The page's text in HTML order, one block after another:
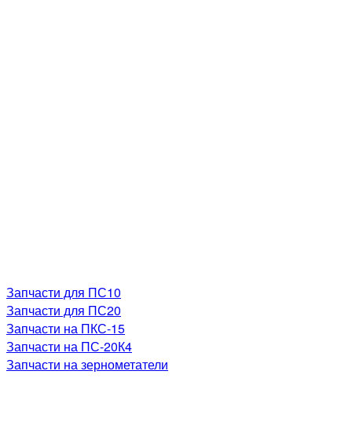
Запчасти для ПС10
Запчасти для ПС20
Запчасти на ПКС-15
Запчасти на ПС-20К4
Запчасти на зернометатели